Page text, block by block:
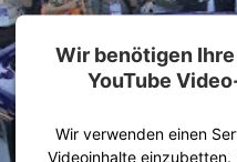
Wir benötigen
YouTube
Wir verwenden einen
Videoinhalte einzubetten.